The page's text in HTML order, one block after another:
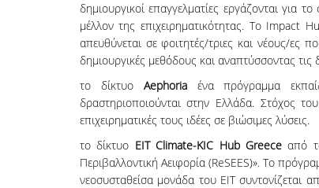
δημιουργικοί επαγγελματίες εργάζονται
μέλλον της επιχειρηματικότητας. Το Impact
απευθύνεται σε φοιτητές/τριες και νέους/ες
δημιουργικές μεθόδους και αναπτύσσοντας τις
το δίκτυοAephoria ένα πρόγραμμα
δραστηριοποιούνται στην Ελλάδα. Στόχος
επιχειρηματικές τους ιδέες σε βιώσιμες λύσεις.
το δίκτυο EIT Climate-KIC Hub Greeceαπό
Περιβαλλοντική Αειφορία (ReSEES)». Το
νεοσυσταθείσα μονάδα του EIT